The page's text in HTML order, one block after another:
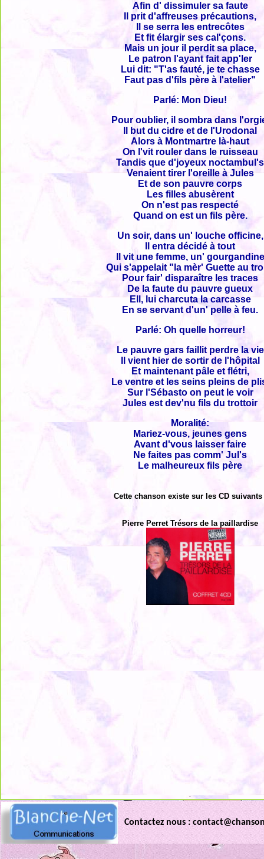
Afin d' dissimuler sa faute
Il prit d'affreuses précautions,
Il se serra les entrecôtes
Et fit élargir ses cal'çons.
Mais un jour il perdit sa place,
Le patron l'ayant fait app'ler
Lui dit: "T'as fauté, je te chasse
Faut pas d'fils père à l'atelier"
Parlé: Mon Dieu!
Pour oublier, il sombra dans
Il but du cidre et de l'Urodonal
Alors à Montmartre là-haut
On l'vit rouler dans le ruisseau
Tandis que d'joyeux noctambul's
Venaient tirer l'oreille à Jules
Et de son pauvre corps
Les filles abusèrent
On n'est pas respecté
Quand on est un fils père.
Un soir, dans un' louche officine,
Il entra décidé à tout
Il vit une femme, un' gourgandine
Qui s'appelait "la mèr' Guette au
Pour fair' disparaître les traces
De la faute du pauvre gueux
Ell, lui charcuta la carcasse
En se servant d'un' pelle à feu.
Parlé: Oh quelle horreur!
Le pauvre gars faillit perdre la vie
Il vient hier de sortir de l'hôpital
Et maintenant pâle et flétri,
Le ventre et les seins pleins de
Sur l'Sébasto on peut le voir
Jules est dev'nu fils du trottoir
Moralité:
Mariez-vous, jeunes gens
Avant d'vous laisser faire
Ne faites pas comm' Jul's
Le malheureux fils père
Cette chanson existe sur les CD suivants
Pierre Perret Trésors de la paillardise
Contactez nous :